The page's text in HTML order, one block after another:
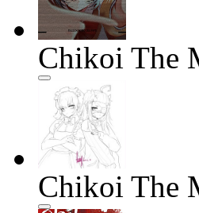
Chikoi The
Chikoi The